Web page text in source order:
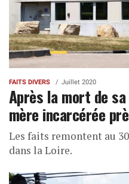
FAITS DIVERS Juillet 2020
Après la mort de
mère incarcérée
Les faits remontent au
dans la Loire.